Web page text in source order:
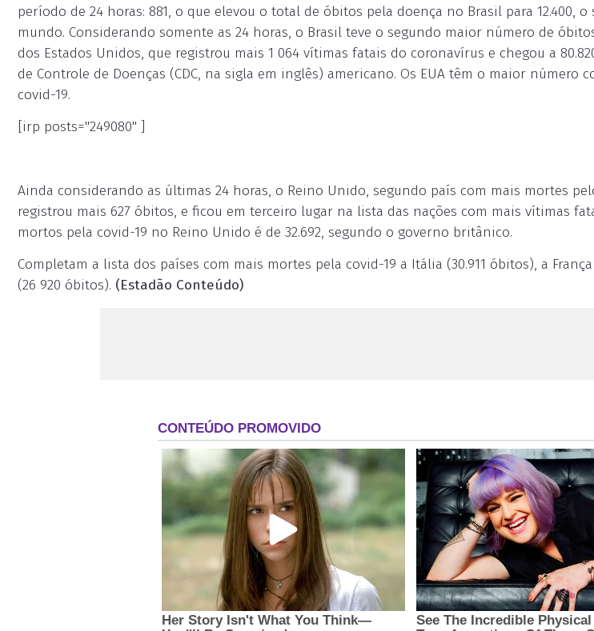
período de 24 horas: 881, o que elevou o total de óbitos pela doença no Brasil para 12.400,
mundo. Considerando somente as 24 horas, o Brasil teve o segundo maior número de
dos Estados Unidos, que registrou mais 1 064 vítimas fatais do coronavírus e chegou a
de Controle de Doenças (CDC, na sigla em inglês) americano. Os EUA têm o maior número
covid-19.
[irp posts="249080" ]
Ainda considerando as últimas 24 horas, o Reino Unido, segundo país com mais mortes
registrou mais 627 óbitos, e ficou em terceiro lugar na lista das nações com mais vítimas
mortos pela covid-19 no Reino Unido é de 32.692, segundo o governo britânico.
Completam a lista dos países com mais mortes pela covid-19 a Itália (30.911 óbitos), a
(26 920 óbitos). (Estadão Conteúdo)